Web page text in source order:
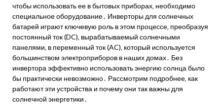
чтобы использовать ее в бытовых приборах‚ необходимо
специальное оборудование․ Инверторы для солнечных
батарей играют ключевую роль в этом процессе‚ преобразуя
постоянный ток (DC)‚ вырабатываемый солнечными
панелями‚ в переменный ток (AC)‚ который используется
большинством электроприборов в наших домах․ Без
инвертора эффективно использовать энергию солнца было
бы практически невозможно․ Рассмотрим подробнее‚ как
работают эти устройства и почему они так важны для
солнечной энергетики․